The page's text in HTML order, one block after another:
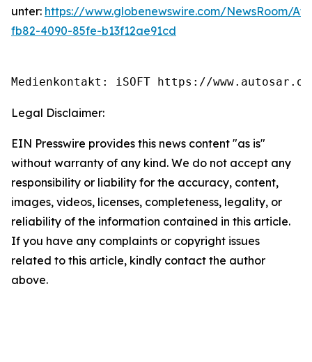
unter: https://www.globenewswire.com/NewsRoom/
fb82-4090-85fe-b13f12ae91cd
Medienkontakt: iSOFT https://
Legal Disclaimer:
EIN Presswire provides this news content "as is"
without warranty of any kind. We do not accept any
responsibility or liability for the accuracy, content,
images, videos, licenses, completeness, legality, or
reliability of the information contained in this article.
If you have any complaints or copyright issues
related to this article, kindly contact the author
above.